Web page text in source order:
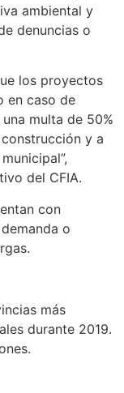
ambiental y
denuncias o
los proyectos
en caso de
multa de 50%
y a
del CFIA.
con
o
más
durante 2019.